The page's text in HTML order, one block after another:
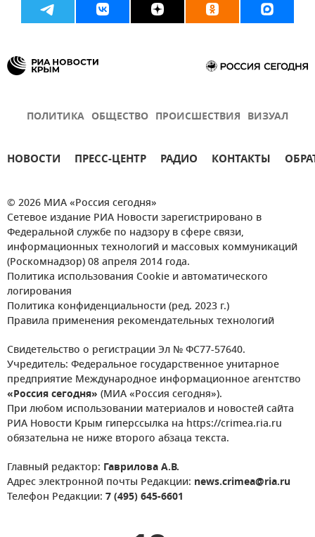
ПОЛИТИКА ОБЩЕСТВО ПРОИСШЕСТВИЯ ВИЗУАЛ
НОВОСТИ ПРЕСС-ЦЕНТР РАДИО КОНТАКТЫ
© 2026 МИА «Россия сегодня»
Сетевое издание РИА Новости зарегистрировано в
Федеральной службе по надзору в сфере связи,
информационных технологий и массовых коммуникаций
(Роскомнадзор) 08 апреля 2014 года.
Политика использования Cookie и автоматического
логирования
Политика конфиденциальности (ред. 2023 г.)
Правила применения рекомендательных технологий
Свидетельство о регистрации Эл № ФС77-57640.
Учредитель: Федеральное государственное унитарное
предприятие Международное информационное агентство
«Россия сегодня» (МИА «Россия сегодня»).
При любом использовании материалов и новостей сайта
РИА Новости Крым гиперссылка на https://crimea.ria.ru
обязательна не ниже второго абзаца текста.
Главный редактор: Гаврилова А.В.
Адрес электронной почты Редакции: news.crimea@ria.ru
Телефон Редакции: 7 (495) 645-6601